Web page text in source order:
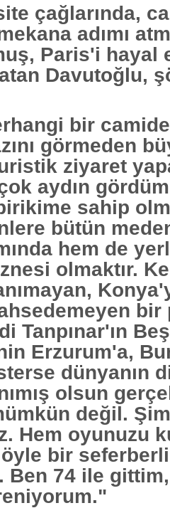
çağlarında,
adımı
Paris'i hayal
Davutoğlu,
bir
görmeden
ziyaret
aydın
sahip
bütün
hem de
olmaktır.
Tanpınar'ın
Erzurum'a,
dünyanın
olsun
değil.
Hem oyunuzu
öyle bir
Ben 74 ile